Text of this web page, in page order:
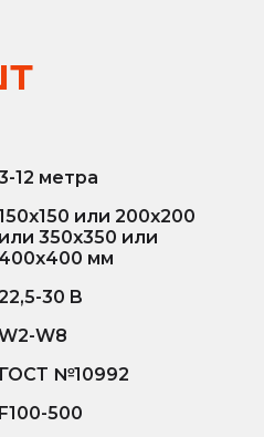
12 метра
или 200х200
или 350х350 или
400х400 мм
30 B
W8
ГОСТ №10992
F100-500